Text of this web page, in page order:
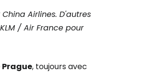
Airlines. D'autres
/ Air France pour
, toujours avec